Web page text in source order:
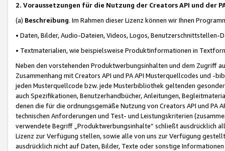
2. Voraussetzungen für die Nutzung der Creators API und der
(a) Beschreibung. Im Rahmen dieser Lizenz können wir Ihnen
• Daten, Bilder, Audio-Dateien, Videos, Logos, Benutzerschnittstellen-
• Textmaterialien, wie beispielsweise Produktinformationen in
Neben den vorstehenden Produktwerbungsinhalten und dem Zugriff
Zusammenhang mit Creators API und PA API Musterquellcodes und
jeden Musterquellcode bzw. jede Musterbibliothek geltenden
auch Spezifikationen, Benutzerhandbücher, Anleitungen,
denen die für die ordnungsgemäße Nutzung von Creators API und PA
technischen Anforderungen und Test- und Leistungskriterien
verwendete Begriff „Produktwerbungsinhalte“ schließt ausdrücklich
Lizenz zur Verfügung stellen, sowie alle von uns zur Verfügung
ausdrücklich nicht auf Daten, Bilder, Texte oder sonstige